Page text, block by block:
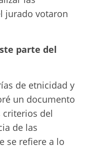
jurado votaron
parte del
de etnicidad y
un documento
criterios del
de las
se refiere a lo